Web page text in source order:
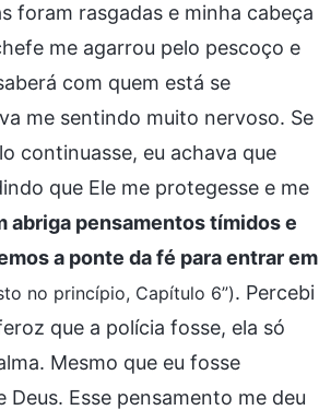
foram rasgadas e minha cabeça
me agarrou pelo pescoço e
com quem está se
me sentindo muito nervoso. Se
continuasse, eu achava que
que Ele me protegesse e me
abriga pensamentos tímidos e
a ponte da fé para entrar em
no princípio, Capítulo 6”). Percebi
que a polícia fosse, ela só
Mesmo que eu fosse
Esse pensamento me deu